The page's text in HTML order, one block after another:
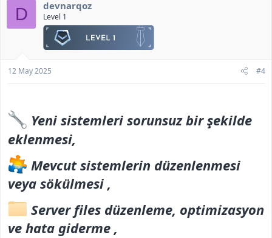
D devnarqoz
Level 1
12 May 2025 #4
Yeni sistemleri sorunsuz bir şekilde
eklenmesi,
Mevcut sistemlerin düzenlenmesi
veya sökülmesi ,
Server files düzenleme, optimizasyon
ve hata giderme ,